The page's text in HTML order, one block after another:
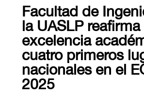
Facultad de
la UASLP reafirma
excelencia
cuatro primeros
nacionales en el
2025